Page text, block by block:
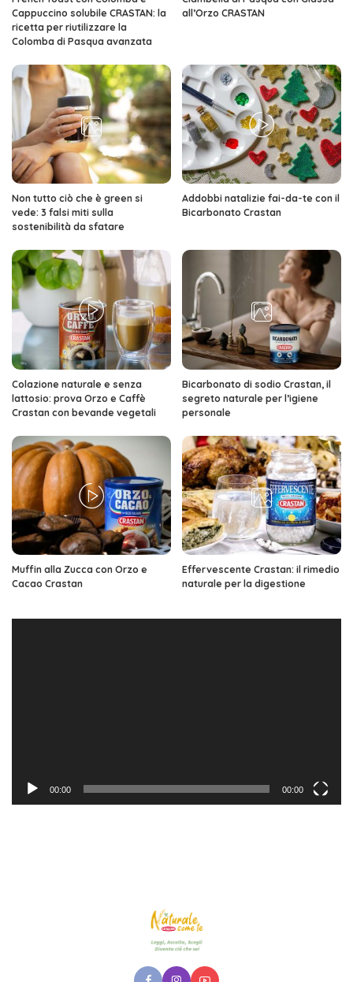
Cappuccino solubile CRASTAN: la
ricetta per riutilizzare la
Colomba di Pasqua avanzata
all’Orzo CRASTAN
Non tutto ciò che è green si
vede: 3 falsi miti sulla
sostenibilità da sfatare
Addobbi natalizie fai-da-te con il
Bicarbonato Crastan
Colazione naturale e senza
lattosio: prova Orzo e Caffè
Crastan con bevande vegetali
Bicarbonato di sodio Crastan, il
segreto naturale per l’igiene
personale
Muffin alla Zucca con Orzo e
Cacao Crastan
Effervescente Crastan: il rimedio
naturale per la digestione
00:00 00:00